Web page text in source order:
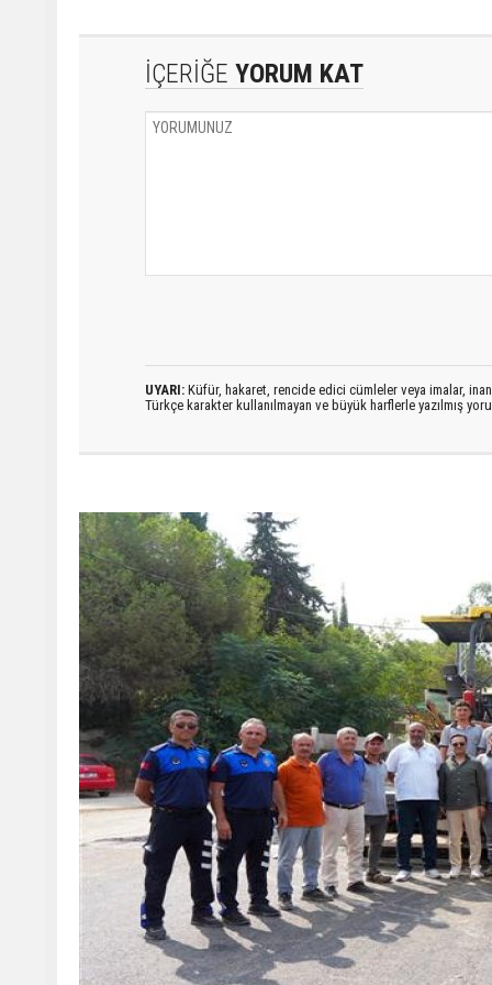
İÇERİĞE YORUM KAT
UYARI: Küfür, hakaret, rencide edici cümleler veya imalar,
Türkçe karakter kullanılmayan ve büyük harflerle yazılmış